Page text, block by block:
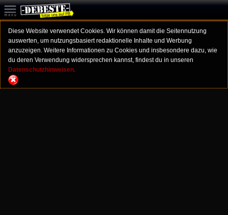
Diese Website verwendet Cookies. Wir können damit die Seitennutzung
auswerten, um nutzungsbasiert redaktionelle Inhalte und Werbung
anzuzeigen. Weitere Informationen zu Cookies und insbesondere dazu, wie
du deren Verwendung widersprechen kannst, findest du in unseren
Datenschutzhinweisen.